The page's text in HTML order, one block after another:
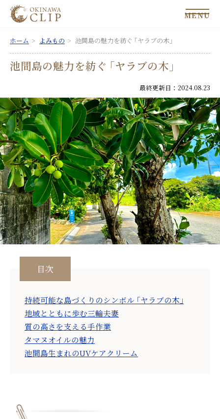
MENU
ホーム よみもの 池間島の魅力を紡ぐ ｢ヤラブの木｣
池間島の魅力を紡ぐ ｢ヤラブの木｣
最終更新日：2024.08.23
目次
持続可能な島づくりのシンボル ｢ヤラブの木｣
地域とともに歩む三輪夫妻
質の高さを支える手作業
タマヌオイルの魅力
池間島生まれのUVケアクリーム